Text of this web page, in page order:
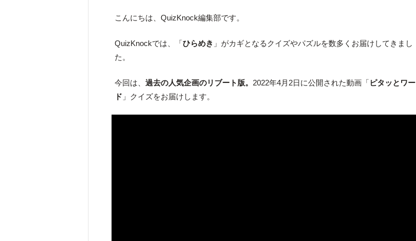
こんにちは、QuizKnock編集部です。
QuizKnockでは、「ひらめき 」がカギとなるクイズやパズルを数多くお届けしてきまし
た。
今回は、過去の人気企画のリブート版。 2022年4月2日に公開された動画「ピタッとワー
ド 」クイズをお届けします。